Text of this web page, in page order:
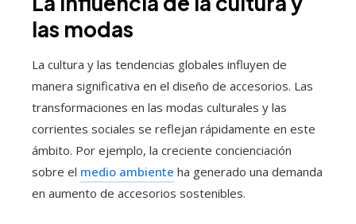
las modas
La cultura y las tendencias globales influyen de
manera significativa en el diseño de accesorios. Las
transformaciones en las modas culturales y las
corrientes sociales se reflejan rápidamente en este
ámbito. Por ejemplo, la creciente concienciación
sobre el medio ambiente ha generado una demanda
en aumento de accesorios sostenibles.